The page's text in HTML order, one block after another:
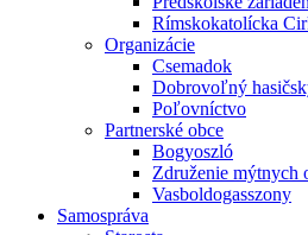
Rímskokatolícka
Organizácie
Csemadok
Dobrovoľný
Poľovníctvo
Partnerské obce
Bogyoszló
Združenie mýtnych
Vasboldogasszony
Samospráva